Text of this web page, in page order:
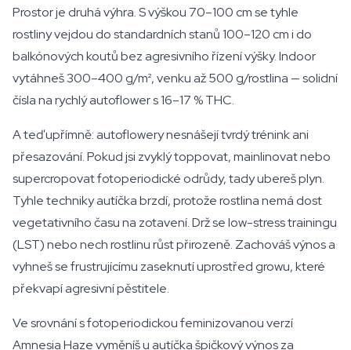
Prostor je druhá výhra. S výškou 70–100 cm se tyhle
rostliny vejdou do standardních stanů 100–120 cm i do
balkónových koutů bez agresivního řízení výšky. Indoor
vytáhneš 300–400 g/m², venku až 500 g/rostlina — solidní
čísla na rychlý autoflower s 16–17 % THC.
A teď upřímně: autoflowery nesnášejí tvrdý trénink ani
přesazování. Pokud jsi zvyklý toppovat, mainlinovat nebo
supercropovat fotoperiodické odrůdy, tady ubereš plyn.
Tyhle techniky autíčka brzdí, protože rostlina nemá dost
vegetativního času na zotavení. Drž se low-stress trainingu
(LST) nebo nech rostlinu růst přirozeně. Zachováš výnos a
vyhneš se frustrujícímu zaseknutí uprostřed growu, které
překvapí agresivní pěstitele.
Ve srovnání s fotoperiodickou feminizovanou verzí
Amnesia Haze vyměníš u autíčka špičkový výnos za